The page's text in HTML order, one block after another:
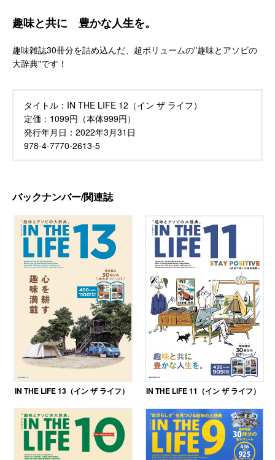
趣味と共に 豊かな人生を。
趣味雑誌30冊分を詰め込んだ、超ボリュームの"趣味とアソビの
大辞典"です！
タイトル： IN THE LIFE 12（イン ザ ライフ）
定価： 1099円（本体999円）
発行年月日： 2022年3月31日
978-4-7770-2613-5
バックナンバー/関連誌
IN THE LIFE 13（イン ザ ライフ） IN THE LIFE 11（イン ザ ライフ）